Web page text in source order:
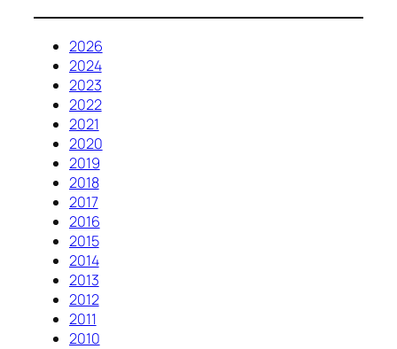
2026
2024
2023
2022
2021
2020
2019
2018
2017
2016
2015
2014
2013
2012
2011
2010